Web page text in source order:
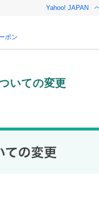
Yahoo! JAPAN
ポン
いての変更